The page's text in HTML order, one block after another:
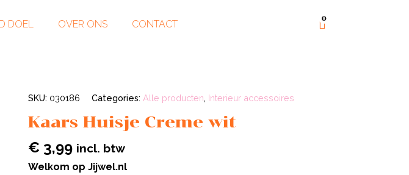
DOEL OVER ONS CONTACT 0
SKU: 030186 Categories: Alle producten, Interieur accessoires
Kaars Huisje Creme wit
€ 3,99 incl. btw
Welkom op Jijwel.nl